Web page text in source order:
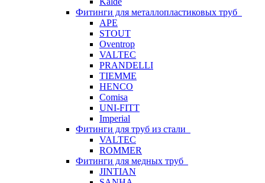
Фитинги для металлопластиковых труб
APE
STOUT
Oventrop
VALTEC
PRANDELLI
TIEMME
HENCO
Comisa
UNI-FITT
Imperial
Фитинги для труб из стали
VALTEC
ROMMER
Фитинги для медных труб
JINTIAN